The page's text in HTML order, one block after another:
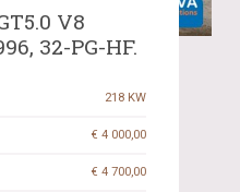
V8
32-PG-HF.
218 KW
€ 4 000,00
€ 4 700,00